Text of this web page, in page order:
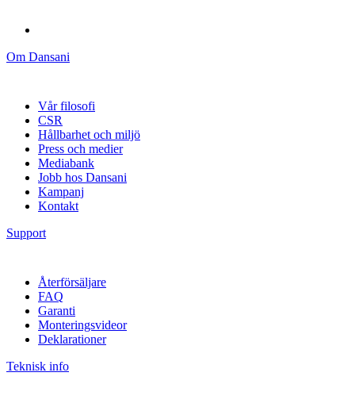
Om Dansani
Vår filosofi
CSR
Hållbarhet och miljö
Press och medier
Mediabank
Jobb hos Dansani
Kampanj
Kontakt
Support
Återförsäljare
FAQ
Garanti
Monteringsvideor
Deklarationer
Teknisk info